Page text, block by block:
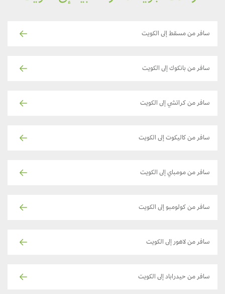
سافر من مسقط إلى الكويت
سافر من بانكوك إلى الكويت
سافر من كراتشي إلى الكويت
سافر من كاليكوت إلى الكويت
سافر من مومباي إلى الكويت
سافر من كولومبو إلى الكويت
سافر من لاهور إلى الكويت
سافر من حيدراباد إلى الكويت